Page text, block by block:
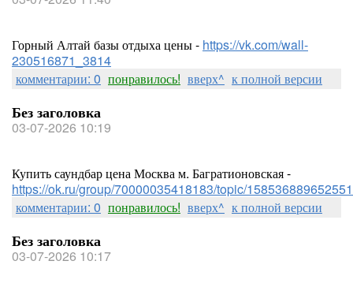
Горный Алтай базы отдыха цены - https://vk.com/wall-
230516871_3814
комментарии: 0 понравилось! вверх^ к полной версии
Без заголовка
03-07-2026 10:19
Купить саундбар цена Москва м. Багратионовская -
https://ok.ru/group/70000035418183/topic/158536889652551
комментарии: 0 понравилось! вверх^ к полной версии
Без заголовка
03-07-2026 10:17